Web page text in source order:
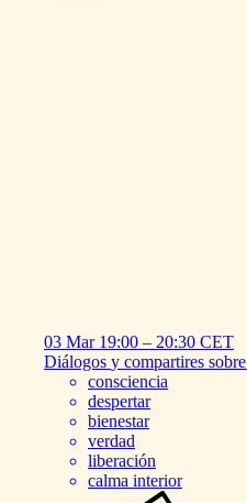
03 Mar 19:00 – 20:30 CET
Diálogos y compartires sobre
consciencia
despertar
bienestar
verdad
liberación
calma interior